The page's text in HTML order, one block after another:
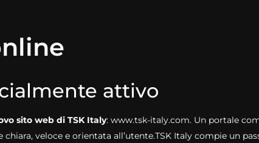
attivo
sito web di TSK Italy: www.tsk-italy.com. Un portale
veloce e orientata all’utente.TSK Italy compie un